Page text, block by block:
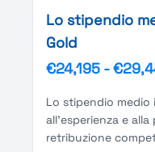
Lo stipendio
Gold
€24,195 -
Lo stipendio medio
all'esperienza e
retribuzione